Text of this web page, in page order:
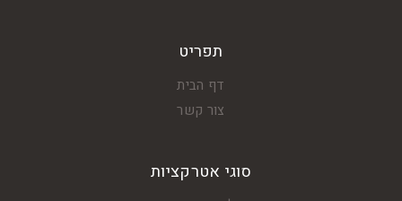
תפריט
דף הבית
צור קשר
סוגי אטרקציות